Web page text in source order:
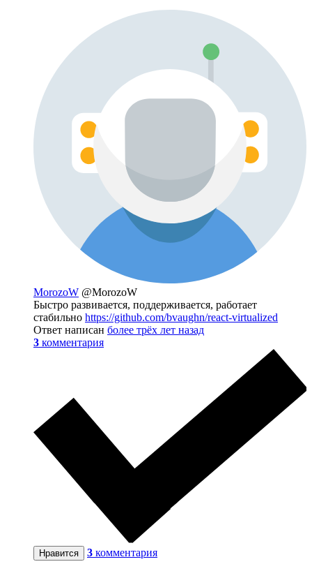
MorozoW @MorozoW
Быстро развивается, поддерживается, работает
стабильно https://github.com/bvaughn/react-virtualized
Ответ написан более трёх лет назад
3 комментария
Нравится 3 комментария